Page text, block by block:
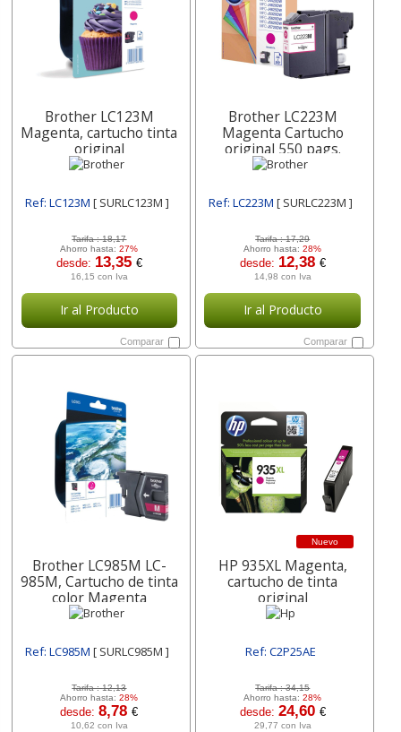
Brother LC123M
Magenta, cartucho tinta
original
Ref: LC123M [ SURLC123M ]
Tarifa :18,17
Ahorro hasta:27%
desde: 13,35 €
16,15 con Iva
Ir al Producto
Comparar
Brother LC223M
Magenta Cartucho
original 550 pags.
Ref: LC223M [ SURLC223M ]
Tarifa :17,29
Ahorro hasta:28%
desde: 12,38 €
14,98 con Iva
Ir al Producto
Comparar
Brother LC985M LC-
985M, Cartucho de tinta
color Magenta
Ref: LC985M [ SURLC985M ]
Tarifa :12,13
Ahorro hasta:28%
desde:8,78€
10,62 con Iva
Nuevo
HP 935XL Magenta,
cartucho de tinta
original
Ref: C2P25AE
Tarifa :34,15
Ahorro hasta:28%
desde: 24,60 €
29,77 con Iva